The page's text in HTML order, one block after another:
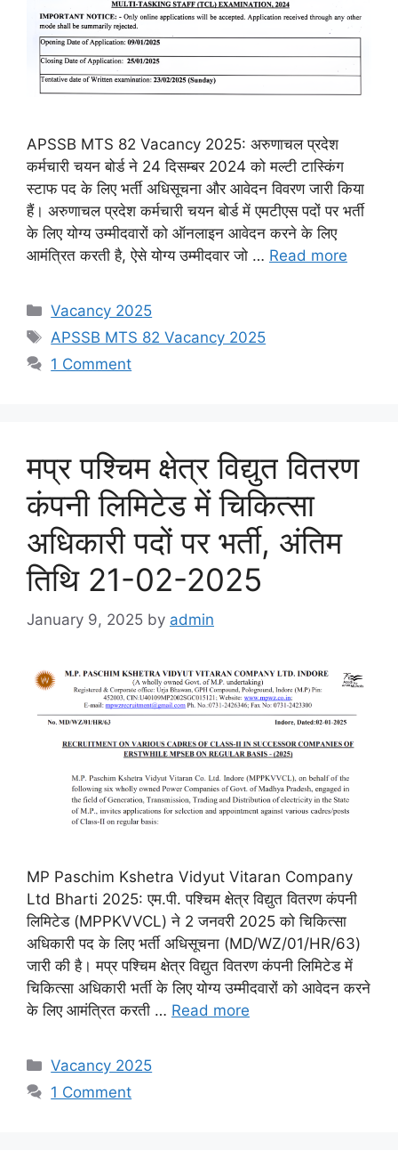
APSSB MTS 82 Vacancy 2025: अरुणाचल प्रदेश
कर्मचारी चयन बोर्ड ने 24 दिसम्बर 2024 को मल्टी टास्किंग
स्टाफ पद के लिए भर्ती अधिसूचना और आवेदन विवरण जारी किया
हैं। अरुणाचल प्रदेश कर्मचारी चयन बोर्ड में एमटीएस पदों पर भर्ती
के लिए योग्य उम्मीदवारों को ऑनलाइन आवेदन करने के लिए
आमंत्रित करती है, ऐसे योग्य उम्मीदवार जो … Read more
Categories
Vacancy 2025
Tags
APSSB MTS 82 Vacancy 2025
1 Comment
मप्र पश्चिम क्षेत्र विद्युत वितरण
कंपनी लिमिटेड में चिकित्सा
अधिकारी पदों पर भर्ती, अंतिम
तिथि 21-02-2025
January 9, 2025 by admin
MP Paschim Kshetra Vidyut Vitaran Company
Ltd Bharti 2025: एम.पी. पश्चिम क्षेत्र विद्युत वितरण कंपनी
लिमिटेड (MPPKVVCL) ने 2 जनवरी 2025 को चिकित्सा
अधिकारी पद के लिए भर्ती अधिसूचना (MD/WZ/01/HR/63)
जारी की है। मप्र पश्चिम क्षेत्र विद्युत वितरण कंपनी लिमिटेड में
चिकित्सा अधिकारी भर्ती के लिए योग्य उम्मीदवारों को आवेदन करने
के लिए आमंत्रित करती … Read more
Categories
Vacancy 2025
1 Comment